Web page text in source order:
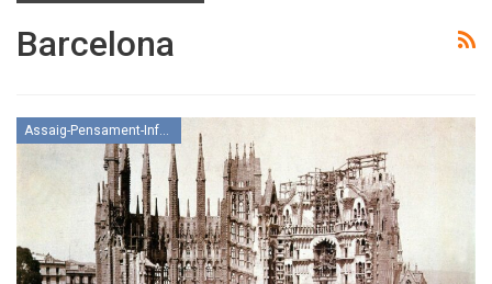
Barcelona
Assaig-Pensament-Informació